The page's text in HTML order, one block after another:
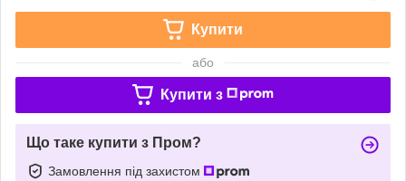
Купити
або
Купити з
Що таке купити з Пром?
Замовлення під захистом